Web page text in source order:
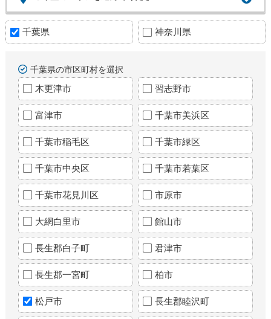
千葉県 神奈川県
千葉県の市区町村を選択
木更津市 習志野市
富津市 千葉市美浜区
千葉市稲毛区 千葉市緑区
千葉市中央区 千葉市若葉区
千葉市花見川区 市原市
大網白里市 館山市
長生郡白子町 君津市
長生郡一宮町 柏市
松戸市 長生郡睦沢町